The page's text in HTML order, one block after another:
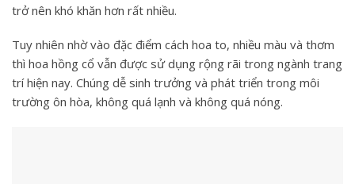
trở nên khó khăn hơn rất nhiều.
Tuy nhiên nhờ vào đặc điểm cách hoa to, nhiều màu và thơm
thì hoa hồng cổ vẫn được sử dụng rộng rãi trong ngành trang
trí hiện nay. Chúng dễ sinh trưởng và phát triển trong môi
trường ôn hòa, không quá lạnh và không quá nóng.